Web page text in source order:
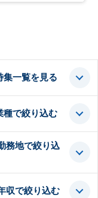
集一覧を見る
種で絞り込む
務地で絞り込
収で絞り込む